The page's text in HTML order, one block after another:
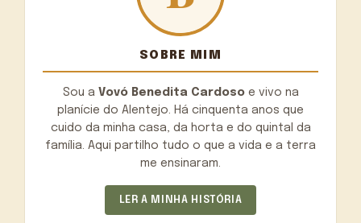
SOBRE MIM
Sou a Vovó Benedita Cardosoe vivo na
planície do Alentejo. Há cinquenta anos que
cuido da minha casa, da horta e do quintal da
família. Aqui partilho tudo o que a vida e a terra
me ensinaram.
LER A MINHA HISTÓRIA